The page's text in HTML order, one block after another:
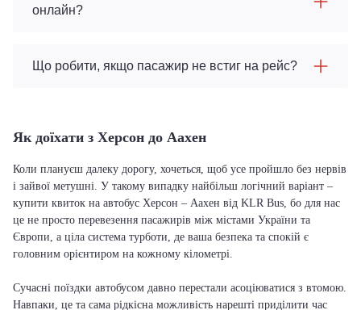
онлайн?
Що робити, якщо пасажир не встиг на рейс?
Як доїхати з Херсон до Аахен
Коли плануєш далеку дорогу, хочеться, щоб усе пройшло без нервів
і зайвої метушні. У такому випадку найбільш логічний варіант –
купити квиток на автобус Херсон – Аахен від KLR Bus, бо для нас
це не просто перевезення пасажирів між містами України та
Європи, а ціла система турботи, де ваша безпека та спокій є
головним орієнтиром на кожному кілометрі.
Сучасні поїздки автобусом давно перестали асоціюватися з втомою.
Навпаки, це та сама рідкісна можливість нарешті приділити час